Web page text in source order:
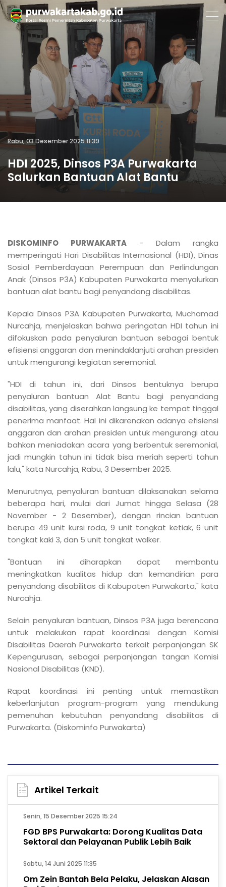
Rabu, 03 Desember 2025 11:39
HDI 2025, Dinsos P3A Purwakarta
Salurkan Bantuan Alat Bantu
DISKOMINFO PURWAKARTA - Dalam rangka
memperingati Hari Disabilitas Internasional (HDI), Dinas
Sosial Pemberdayaan Perempuan dan Perlindungan
Anak (Dinsos P3A) Kabupaten Purwakarta menyalurkan
bantuan alat bantu bagi penyandang disabilitas.
Kepala Dinsos P3A Kabupaten Purwakarta, Muchamad
Nurcahja, menjelaskan bahwa peringatan HDI tahun ini
difokuskan pada penyaluran bantuan sebagai bentuk
efisiensi anggaran dan menindaklanjuti arahan presiden
untuk mengurangi kegiatan seremonial.
"HDI di tahun ini, dari Dinsos bentuknya berupa
penyaluran bantuan Alat Bantu bagi penyandang
disabilitas, yang diserahkan langsung ke tempat tinggal
penerima manfaat. Hal ini dikarenakan adanya efisiensi
anggaran dan arahan presiden untuk mengurangi atau
bahkan meniadakan acara yang berbentuk seremonial,
jadi mungkin tahun ini tidak bisa meriah seperti tahun
lalu," kata Nurcahja, Rabu, 3 Desember 2025.
Menurutnya, penyaluran bantuan dilaksanakan selama
beberapa hari, mulai dari Jumat hingga Selasa (28
November - 2 Desember), dengan rincian bantuan
berupa 49 unit kursi roda, 9 unit tongkat ketiak, 6 unit
tongkat kaki 3, dan 5 unit tongkat walker.
"Bantuan ini diharapkan dapat membantu
meningkatkan kualitas hidup dan kemandirian para
penyandang disabilitas di Kabupaten Purwakarta," kata
Nurcahja.
Selain penyaluran bantuan, Dinsos P3A juga berencana
untuk melakukan rapat koordinasi dengan Komisi
Disabilitas Daerah Purwakarta terkait perpanjangan SK
Kepengurusan, sebagai perpanjangan tangan Komisi
Nasional Disabilitas (KND).
Rapat koordinasi ini penting untuk memastikan
keberlanjutan program-program yang mendukung
pemenuhan kebutuhan penyandang disabilitas di
Purwakarta. (Diskominfo Purwakarta)
Artikel Terkait
Senin, 15 Desember 2025 15:24
FGD BPS Purwakarta: Dorong Kualitas Data
Sektoral dan Pelayanan Publik Lebih Baik
Sabtu, 14 Juni 2025 11:35
Om Zein Bantah Bela Pelaku, Jelaskan Alasan